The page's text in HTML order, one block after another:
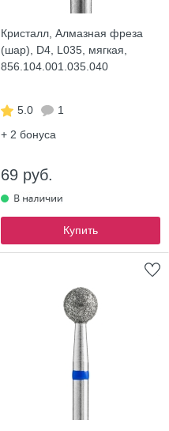
Кристалл, Алмазная фреза
(шар), D4, L035, мягкая,
856.104.001.035.040
5.0
1
+ 2 бонуса
69 руб.
Купить